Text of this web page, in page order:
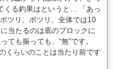
くる釣果はというと… 「あっ
ツリ、ポツリ、全体では10
当たるのは底のブロックに
ても振っても、“無”です。
くらいのことは当たり前です